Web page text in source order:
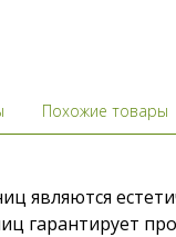
Похожие товары
являются
гарантирует